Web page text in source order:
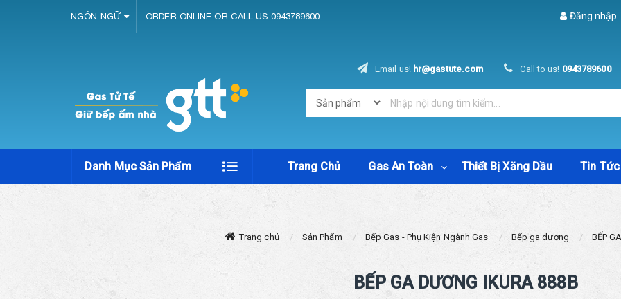
NGÔN NGỮ ORDER ONLINE OR CALL US 0943789600 Đăng nhập
Email us! hr@gastute.com Call to us! 0943789600
Danh Mục Sản Phẩm Trang Chủ Gas An Toàn Thiết Bị Xăng Dầu Tin Tức
Trang chủ Sản Phẩm Bếp Gas - Phụ Kiện Ngành Gas Bếp ga dương BẾP
BẾP GA DƯƠNG IKURA 888B